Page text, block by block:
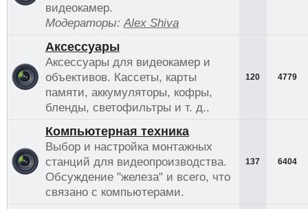
видеокамер.
Модераторы: Alex Shiva
Аксессуары
Аксессуары для видеокамер и
объективов. Кассеты, карты
памяти, аккумуляторы, кофры,
бленды, светофильтры и т. д..
120 4779
Компьютерная техника
Выбор и настройка монтажных
станций для видеопроизводства.
Обсуждение "железа" и всего, что
связано с компьютерами.
137 6404